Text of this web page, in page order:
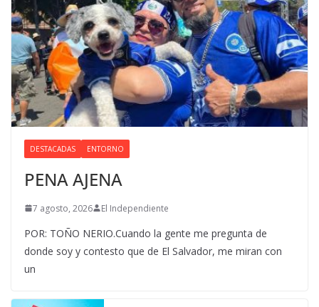
DESTACADAS ENTORNO
PENA AJENA
7 agosto, 2026 El Independiente
POR: TOÑO NERIO.Cuando la gente me pregunta de
donde soy y contesto que de El Salvador, me miran con
un